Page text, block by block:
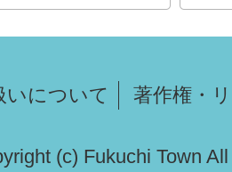
いについて 著作権・
(c) Fukuchi Town